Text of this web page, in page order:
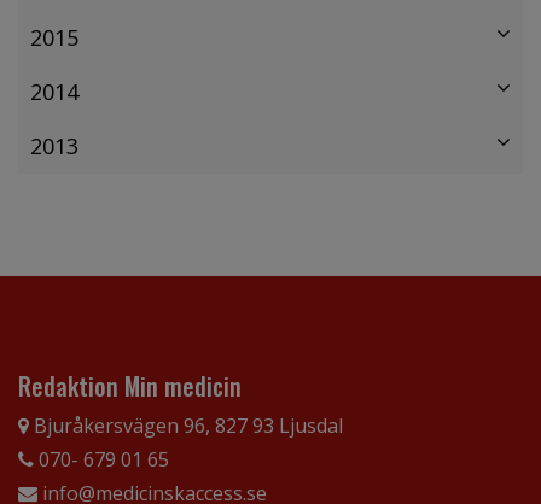
2015
2014
2013
Redaktion Min medicin
Bjuråkersvägen 96, 827 93 Ljusdal
070- 679 01 65
info@medicinskaccess.se